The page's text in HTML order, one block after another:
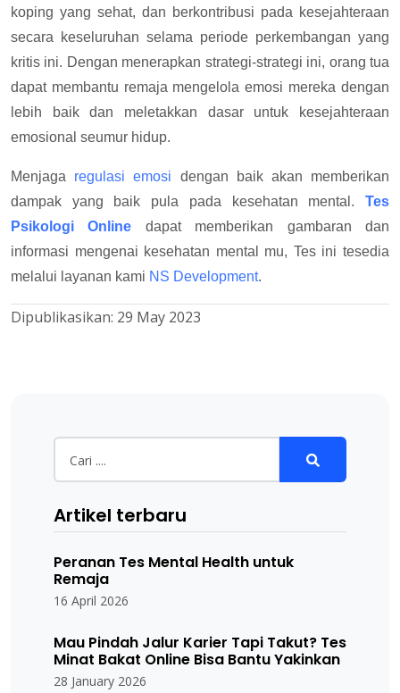
koping yang sehat, dan berkontribusi pada kesejahteraan
secara keseluruhan selama periode perkembangan yang
kritis ini. Dengan menerapkan strategi-strategi ini, orang tua
dapat membantu remaja mengelola emosi mereka dengan
lebih baik dan meletakkan dasar untuk kesejahteraan
emosional seumur hidup.
Menjaga regulasi emosi dengan baik akan memberikan
dampak yang baik pula pada kesehatan mental. Tes
Psikologi
Online dapat memberikan gambaran dan
informasi mengenai kesehatan mental mu, Tes ini tesedia
melalui layanan kami NS Development.
Dipublikasikan: 29 May 2023
Artikel terbaru
Peranan Tes Mental Health untuk
Remaja
16 April 2026
Mau Pindah Jalur Karier Tapi Takut? Tes
Minat Bakat Online Bisa Bantu Yakinkan
28 January 2026